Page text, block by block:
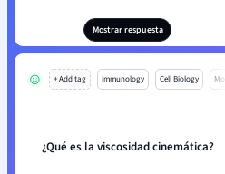
Mostrar respuesta
+ Add tag Immunology Cell Biology Mo
¿Qué es la viscosidad cinemática?